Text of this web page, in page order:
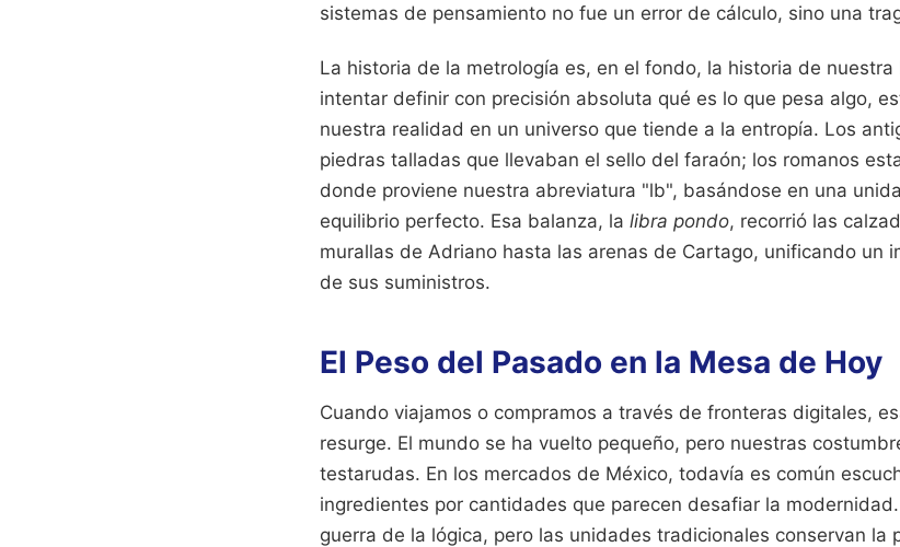
sistemas de pensamiento no fue un error de cálculo, sino una
La historia de la metrología es, en el fondo, la historia de
intentar definir con precisión absoluta qué es lo que pesa algo,
nuestra realidad en un universo que tiende a la entropía. Los
piedras talladas que llevaban el sello del faraón; los romanos
donde proviene nuestra abreviatura "lb", basándose en una
equilibrio perfecto. Esa balanza, la libra pondo, recorrió las
murallas de Adriano hasta las arenas de Cartago, unificando un
de sus suministros.
El Peso del Pasado en la Mesa de Hoy
Cuando viajamos o compramos a través de fronteras digitales,
resurge. El mundo se ha vuelto pequeño, pero nuestras
testarudas. En los mercados de México, todavía es común
ingredientes por cantidades que parecen desafiar la
guerra de la lógica, pero las unidades tradicionales conservan la